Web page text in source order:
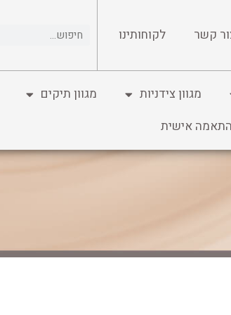
קשר לקוחותינו
מגוון צידניות מגוון תיקים
אישית